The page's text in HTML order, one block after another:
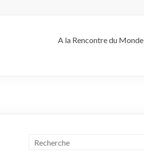
A la Rencontre du Monde